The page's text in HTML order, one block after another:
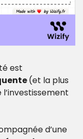
est
(et la plus
d’une